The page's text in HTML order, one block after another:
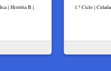
| História B |
1.º Ciclo |